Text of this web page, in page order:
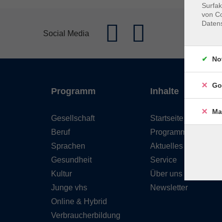
Social Media
Programm
Gesellschaft
Beruf
Sprachen
Gesundheit
Kultur
Junge vhs
Online & Hybrid
Verbraucherbildung
Inhalte
Startseite
Programm
Aktuelles
Service
Über uns
Newsletter
von